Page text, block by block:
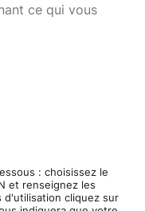
ce qui vous
: choisissez le
et renseignez les
d'utilisation cliquez sur